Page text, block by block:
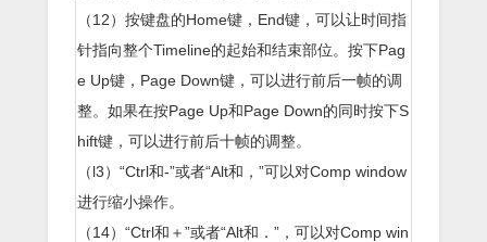
（12）按键盘的Home键，End键，可以让时间指
针指向整个Timeline的起始和结束部位。按下Pag
e Up键，Page Down键，可以进行前后一帧的调
整。如果在按Page Up和Page Down的同时按下S
hift键，可以进行前后十帧的调整。
（l3）“Ctrl和-”或者“Alt和，”可以对Comp window
进行缩小操作。
（14）“Ctrl和＋”或者“Alt和．”，可以对Comp win